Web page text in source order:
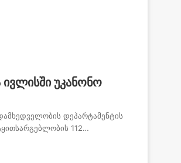
უკანონო
დეპარტამენტის
112…